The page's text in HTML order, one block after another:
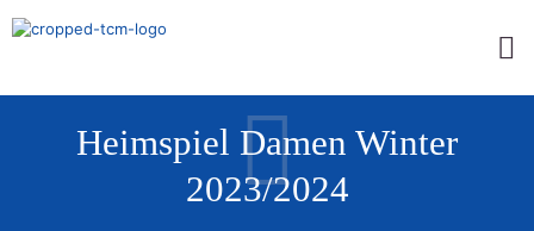
Heimspiel Damen Winter
2023/2024